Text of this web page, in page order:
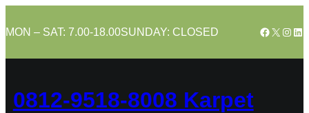
to
MON – SAT: 7.00-18.00SUNDAY: CLOSED Facebook
X
0812-9518-8008 Karpet